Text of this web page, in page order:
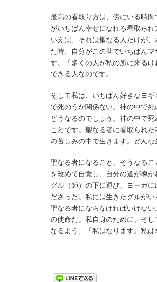
最高の看取り方は、傍にいる時
がいちばん幸せになれる看取ら
いえば、それは聖なる人だけが
た時、自分がこの世でいちばん
す。「多くの人が私の所に来る
できる人なのです。
そして私は、いちばん好きなヨ
で死のうが関係ない。神の中で
どうなるのでしょう。神の中で
ことです。聖なる者に看取られ
の苦しみの中で生きます。どん
聖なる者になること、そうなる
を改めて自覚し、自分の道が導
グル（師）の下に運び、ヨーガ
ださった。私には生きたグルが
聖なる者にならなければいけな
の使命だ。私自身のために、そ
なるよう、「私はなります。私は